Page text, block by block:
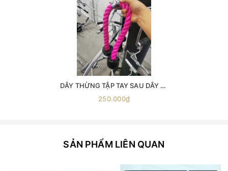
DÂY THỪNG TẬP TAY SAU DÂY KÉO CÁP ( phụ kiện số 4 ) -dây thừng kéo xô -dây thừng tập xô -dây thừng tập tay- sau phụ kiện kéo xô dây đôi tập tay sau dây đôi tập xô tay
250.000₫
SẢN PHẨM LIÊN QUAN